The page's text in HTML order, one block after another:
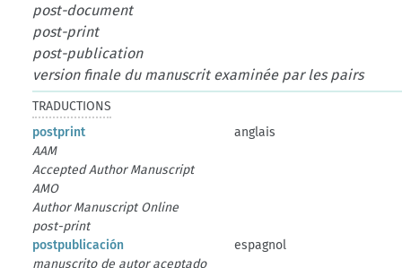
post-document
post-print
post-publication
version finale du manuscrit examinée par les pairs
TRADUCTIONS
postprint
anglais
AAM
Accepted Author Manuscript
AMO
Author Manuscript Online
post-print
postpublicación
espagnol
manuscrito de autor aceptado